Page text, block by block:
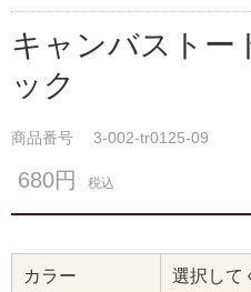
キャンバストー
ック
商品番号 3-002-tr0125-09
680円 税込
カラー 選択して